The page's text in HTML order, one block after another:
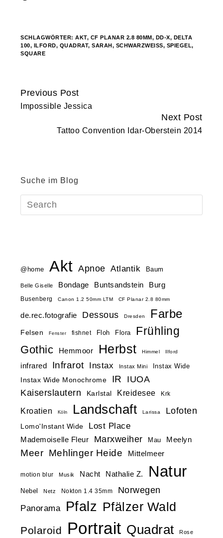
SCHLAGWÖRTER:AKT, CF PLANAR 2.8 80MM, DD-X, DELTA
100, ILFORD, QUADRAT,SARAH, SCHWARZWEISS , SPIEGEL,
SQUARE
Continue
Reading
Previous Post
Impossible Jessica
Next Post
Tattoo Convention Idar-Oberstein 2014
Suche im Blog
@home Akt Apnoe Atlantik Baum
Belle Giselle Bondage Buntsandstein Burg
Busenberg Canon 1.2 50mm LTM CF Planar 2.8 80mm
de.rec.fotografie Dessous Dresden Farbe
Felsen Fenster fishnet Floh Flora Frühling
Gothic Hemmoor Herbst Himmel Ilford
infrared Infrarot Instax Instax Mini
Instax Wide
Instax Wide Monochrome
IR
IUOA
Kaiserslautern
Karlstal Kreidesee Krk
Kroatien Köln Landschaft Larissa Lofoten
Lomo'Instant Wide Lost Place
Mademoiselle Fleur Marxweiher Mau Meelyn
Meer Mehlinger Heide Mittelmeer
motion blur Musik Nacht Nathalie Z. Natur
Nebel Netz Nokton 1.4 35mm Norwegen
Panorama Pfalz Pfälzer Wald
Polaroid Portrait Quadrat Rose